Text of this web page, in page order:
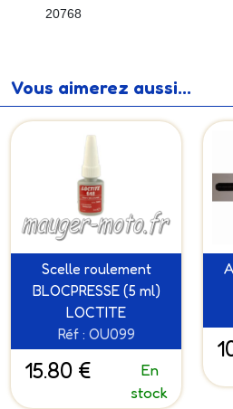
20768
Vous aimerez aussi...
Scelle roulement
BLOCPRESSE (5 ml)
LOCTITE
Réf : OU099
15.80 €
En
stock